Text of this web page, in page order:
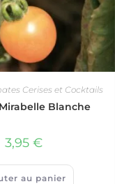
Cerises et Cocktails
Blanche
3,95€
au panier